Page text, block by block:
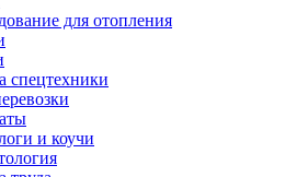
для отопления
спецтехники
и коучи